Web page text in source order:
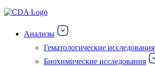
Анализы
Гематологические исследования
Биохимические исследования